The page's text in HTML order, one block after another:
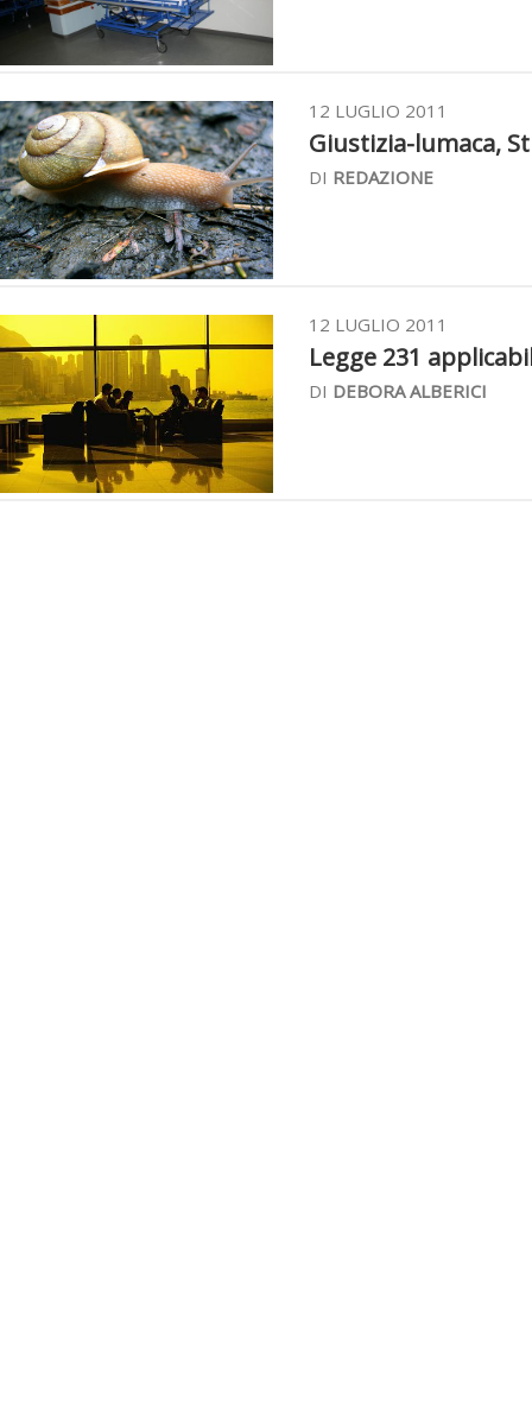
12 LUGLIO 2011
Giustizia-lumaca,
DI REDAZIONE
12 LUGLIO 2011
Legge 231
DI DEBORA ALBERICI